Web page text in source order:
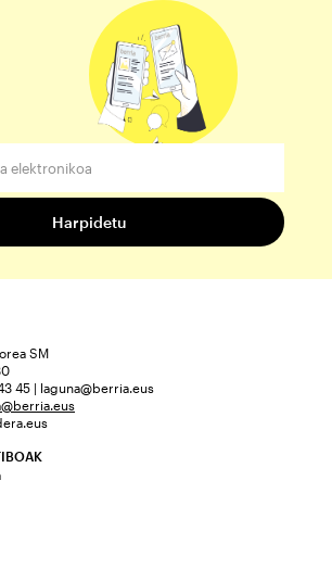
SM
45 | laguna@berria.eus